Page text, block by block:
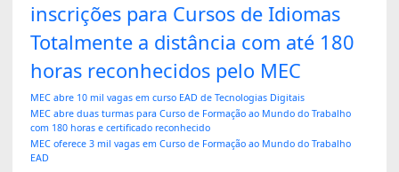
inscrições para Cursos de Idiomas
Totalmente a distância com até 180
horas reconhecidos pelo MEC
MEC abre 10 mil vagas em curso EAD de Tecnologias Digitais
MEC abre duas turmas para Curso de Formação ao Mundo do Trabalho
com 180 horas e certificado reconhecido
MEC oferece 3 mil vagas em Curso de Formação ao Mundo do Trabalho
EAD